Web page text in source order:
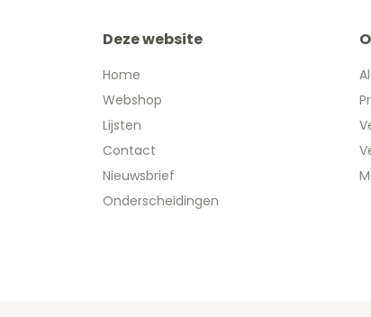
Deze website
Home
Webshop
Lijsten
Contact
Nieuwsbrief
Onderscheidingen